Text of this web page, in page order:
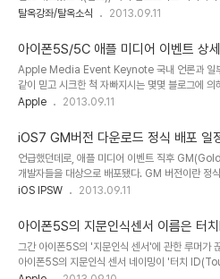
하다면 이전글을 확인하면 되겠고(참고), 글에서
술적인 얘기는 차츰 기회가 되면 소개하기로 하고
해보자. 지난 2월 배포됐던 iOS6 완전탈옥
jailbreak)의 '드림 팀' eavad3rs 의 iOS7 탈옥
@MuscleNerd, @pimskeks @planetbeing
evad3rs가 iOS7에 관한 exploit을 찾기 시작했
탈옥강좌/탈옥소식 2013.09.11
아이폰5S/5C 애플 미디어 이벤트 상
Apple Media Event Keynote 국내 언론과 일
같이 믿고 시크한 척 자빠지시는 몇몇 블로그에 의
부도가 나도 골백번은 더 낫어야 할 '애플' 때문에
도돌이표를 찍을 것이라는 생각에는 크게 변함이
대한 관심을 보아하니 아직 건재한 모양이다. . 애플
유율 지난 1년간의 성적표(참고) 전체적으로 그동
해드린 '루머'와 크게 차이가 없었다. 어떤면에서
머를 확인하는 수준'이었다. 애플은 '나와 봐야 안다
들의 관심은 ..
Apple 2013.09.11
iOS7 GM버전 다운로드 정식 배포 일
언급했던데로, 애플 미디어 이벤트 직후
개발자들을 대상으로 배포됐다. GM 버전이란 정
종 테스트하는 사실상 마지막 베타버전으로 정식버
것"이라는 새로운 iOS 7에서는 200여가지의 기능
리(Siri)를 통한 트윗 작성과 검색 기능이 강화됐
하며 다른 iOS 디바이스(아이폰, 아이패드, 아이
통한 사진 등의 파일 공유 등의 기능이 추가 됐
iOS IPSW 2013.09.11
아이폰5S의 지문인식센서 이름은 터
그간 아이폰5S의 '지문인식 센서'에 관한 루머가
아이폰5S의 지문인식 센서 네이밍이 '터치